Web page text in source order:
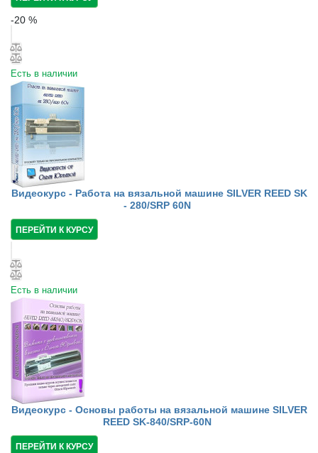
-20 %
Есть в наличии
Видеокурс - Работа на вязальной машине SILVER REED SK
- 280/SRP 60N
ПЕРЕЙТИ К КУРСУ
Есть в наличии
Видеокурс - Основы работы на вязальной машине SILVER
REED SK-840/SRP-60N
ПЕРЕЙТИ К КУРСУ